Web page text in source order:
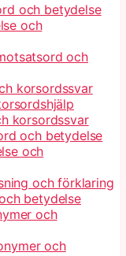
och betydelse
och
och
korsordssvar
korsordssvar
och betydelse
och
och förklaring
betydelse
och
och